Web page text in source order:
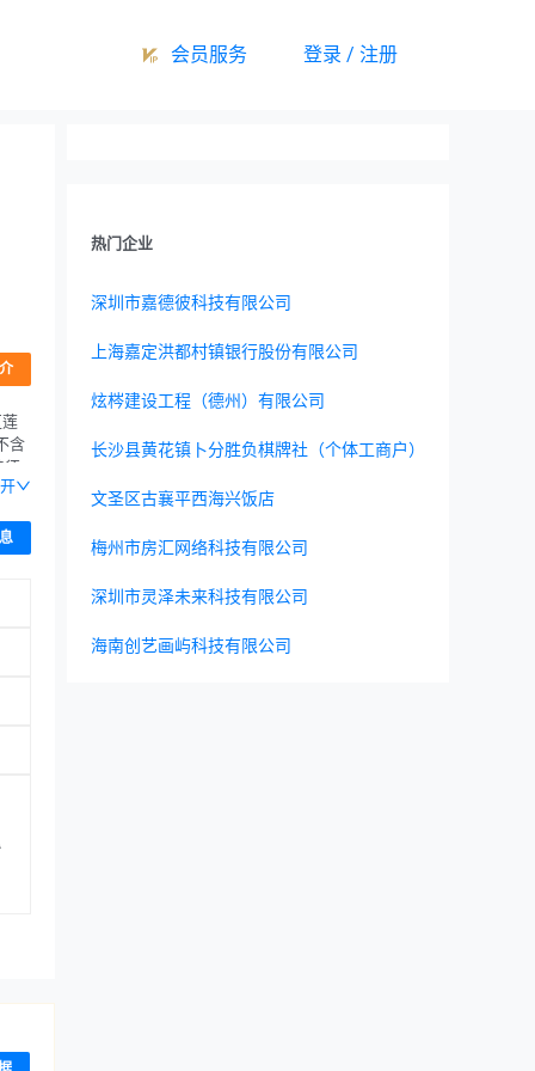
会员服务 登录 / 注册
含
须
经
热门企业
深圳市嘉德彼科技有限公司
上海嘉定洪都村镇银行股份有限公司
炫梣建设工程（德州）有限公司
长沙县黄花镇卜分胜负棋牌社（个体工商户）
文圣区古襄平西海兴饭店
梅州市房汇网络科技有限公司
深圳市灵泽未来科技有限公司
海南创艺画屿科技有限公司